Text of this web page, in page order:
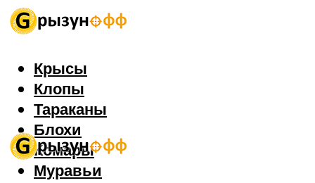
Крысы
Клопы
Тараканы
Блохи
Комары
Муравьи